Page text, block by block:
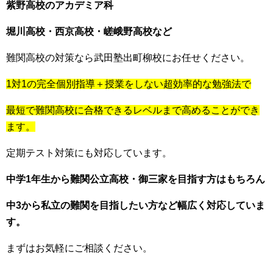
紫野高校のアカデミア科
堀川高校・西京高校・嵯峨野高校など
難関高校の対策なら武田塾出町柳校にお任せください。
1対1の完全個別指導＋授業をしない超効率的な勉強法で
最短で難関高校に合格できるレベルまで高めることができ
ます。
定期テスト対策にも対応しています。
中学1年生から難関公立高校・御三家を目指す方はもちろん
中3から私立の難関を目指したい方など幅広く対応していま
す。
まずはお気軽にご相談ください。